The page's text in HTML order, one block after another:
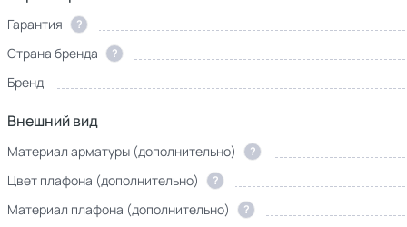
Гарантия ?
Страна бренда
?
Бренд
Внешний вид
Материал арматуры (дополнительно) ?
Цвет плафона (дополнительно)
?
Материал плафона (дополнительно)
?